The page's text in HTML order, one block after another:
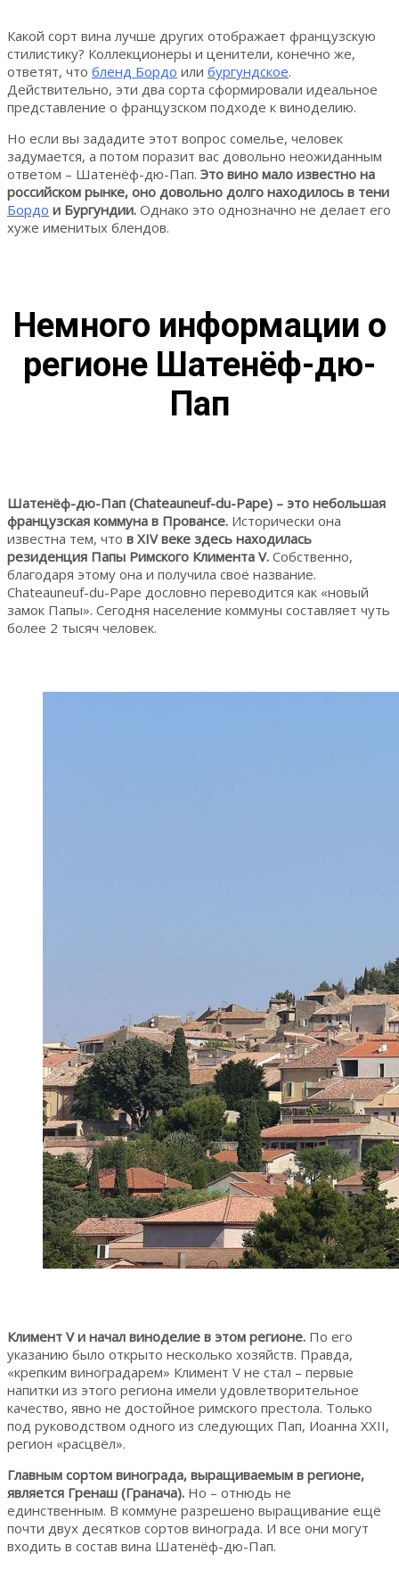
Какой сорт вина лучше других отображает французскую
стилистику? Коллекционеры и ценители, конечно же,
ответят, что бленд Бордо или бургундское.
Действительно, эти два сорта сформировали идеальное
представление о французском подходе к виноделию.
Но если вы зададите этот вопрос сомелье, человек
задумается, а потом поразит вас довольно неожиданным
ответом – Шатенёф-дю-Пап. Это вино мало известно на
российском рынке, оно довольно долго находилось в тени
Бордо и Бургундии. Однако это однозначно не делает его
хуже именитых блендов.
Немного информации о
регионе Шатенёф-дю-
Пап
Шатенёф-дю-Пап (Chateauneuf-du-Pape) – это небольшая
французская коммуна в Провансе. Исторически она
известна тем, что в XIV веке здесь находилась
резиденция Папы Римского Климента V. Собственно,
благодаря этому она и получила своё название.
Chateauneuf-du-Pape дословно переводится как «новый
замок Папы». Сегодня население коммуны составляет чуть
более 2 тысяч человек.
Климент V и начал виноделие в этом регионе. По его
указанию было открыто несколько хозяйств. Правда,
«крепким виноградарем» Климент V не стал – первые
напитки из этого региона имели удовлетворительное
качество, явно не достойное римского престола. Только
под руководством одного из следующих Пап, Иоанна XXII,
регион «расцвёл».
Главным сортом винограда, выращиваемым в регионе,
является Гренаш (Гранача). Но – отнюдь не
единственным. В коммуне разрешено выращивание ещё
почти двух десятков сортов винограда. И все они могут
входить в состав вина Шатенёф-дю-Пап.